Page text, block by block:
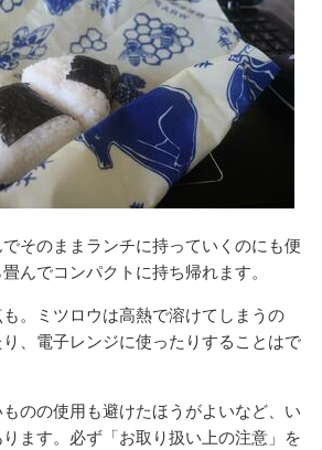
そのままランチに持っていくのにも便
んでコンパクトに持ち帰れます。
。ミツロウは高熱で溶けてしまうの
、電子レンジに使ったりすることはで
のの使用も避けたほうがよいなど、い
ます。必ず「お取り扱い上の注意」を